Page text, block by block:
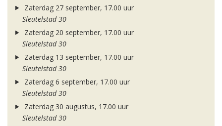
Zaterdag 27 september, 17.00 uur
Sleutelstad 30
Zaterdag 20 september, 17.00 uur
Sleutelstad 30
Zaterdag 13 september, 17.00 uur
Sleutelstad 30
Zaterdag 6 september, 17.00 uur
Sleutelstad 30
Zaterdag 30 augustus, 17.00 uur
Sleutelstad 30